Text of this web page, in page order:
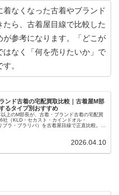
着なくなった古着やブランド
たら、古着屋目線で比較した
が参考になります。「どこが
はなく「何を売りたいか」で
。
ンド古着の宅配買取比較｜古着屋M部
るタイプ別おすすめ
上のM部長が、古着・ブランド古着の宅配買
社（KLD・セカスト・カインドオル・
ブラ・ブラリバ）を古着屋目線で正直比較。ラ
2026.04.10